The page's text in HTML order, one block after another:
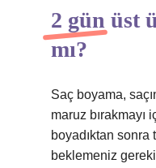
2 gün üst
mı?
Saç boyama,
maruz bırakmayı
boyadıktan
beklemeniz